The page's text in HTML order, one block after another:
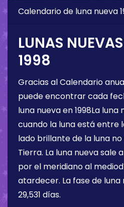
Calendario de luna nueva
LUNAS
1998
Gracias al Calendario
puede encontrar cada
luna nueva en 1998La
cuando la luna está entre
lado brillante de la luna
Tierra. La luna nueva sale
por el meridiano al
atardecer. La fase de
29,531 días.